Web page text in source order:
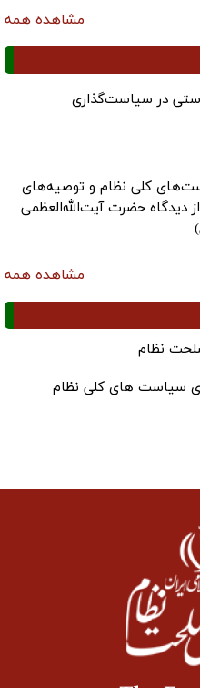
مشاهده همه
در سیاست‌گذاری
کلی نظام و توصیه‌های
دیدگاه حضرت آیت‌الله‌العظمی
مشاهده همه
نظام
سیاست های کلی نظام